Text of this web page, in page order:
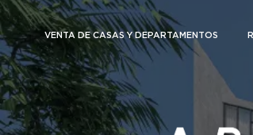
VENTA DE CASAS Y DEPARTAMENTOS